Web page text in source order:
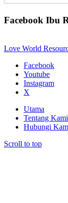
Facebook Ibu
Love World
Facebook
Youtube
Instagram
X
Utama
Tentang Kami
Hubungi
Scroll to top